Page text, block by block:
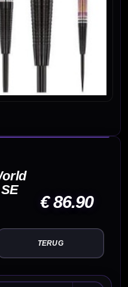
€ 86.90
TERUG